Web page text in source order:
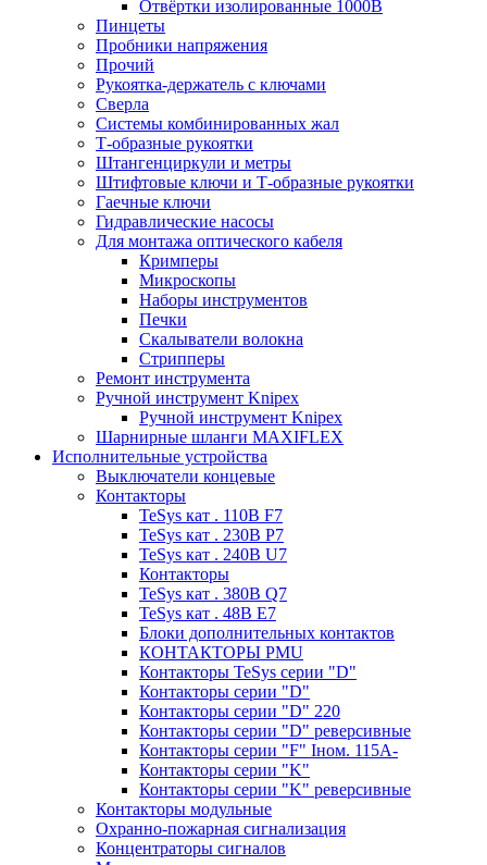
Отвёртки изолированные 1000В
Пинцеты
Пробники напряжения
Прочий
Рукоятка-держатель с ключами
Сверла
Системы комбинированных жал
Т-образные рукоятки
Штангенциркули и метры
Штифтовые ключи и Т-образные рукоятки
Гаечные ключи
Гидравлические насосы
Для монтажа оптического кабеля
Кримперы
Микроскопы
Наборы инструментов
Печки
Скалыватели волокна
Стрипперы
Ремонт инструмента
Ручной инструмент Knipex
Ручной инструмент Knipex
Шарнирные шланги MAXIFLEX
Исполнительные устройства
Выключатели концевые
Контакторы
TeSys кат . 110В F7
TeSys кат . 230В P7
TeSys кат . 240В U7
Контакторы
TeSys кат . 380В Q7
TeSys кат . 48В E7
Блоки дополнительных контактов
КОНТАКТОРЫ PMU
Контакторы TeSys серии "D"
Контакторы серии "D"
Контакторы серии "D" 220
Контакторы серии "D" реверсивные
Контакторы серии "F" Iном. 115А-
Контакторы серии "K"
Контакторы серии "K" реверсивные
Контакторы модульные
Охранно-пожарная сигнализация
Концентраторы сигналов